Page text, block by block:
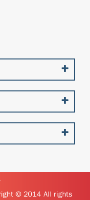
© 2014 All rights